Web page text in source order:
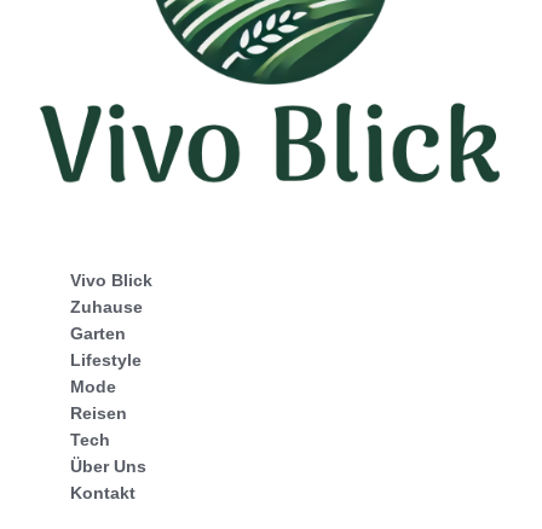
Vivo Blick
Zuhause
Garten
Lifestyle
Mode
Reisen
Tech
Über Uns
Kontakt